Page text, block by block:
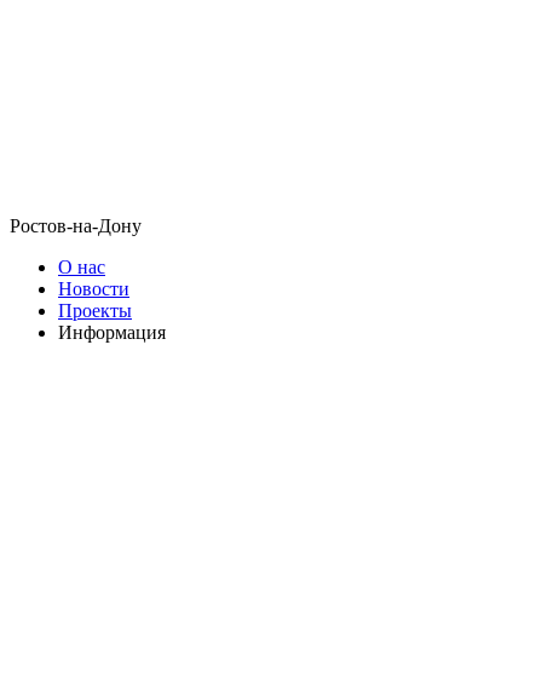
Ростов-на-Дону
О нас
Новости
Проекты
Информация